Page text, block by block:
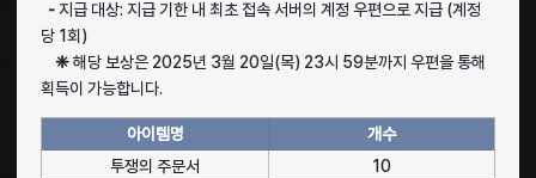
-지급 대상: 지급 기한 내 최초 접속 서버의 계정 우편으로 지급 (계정
당 1회)
❈해당 보상은 2025년 3월 20일(목) 23시 59분까지 우편을 통해
획득이 가능합니다.
아이템명
개수
투쟁의 주문서
10